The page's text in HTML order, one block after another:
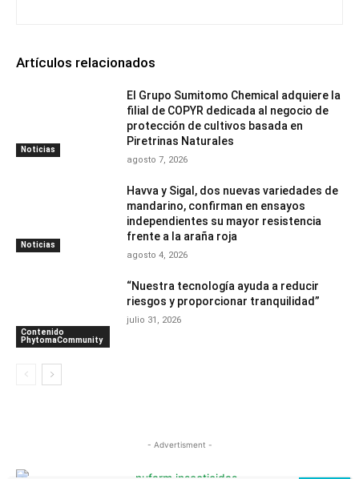
Artículos relacionados
Noticias
El Grupo Sumitomo Chemical adquiere la
filial de COPYR dedicada al negocio de
protección de cultivos basada en
Piretrinas Naturales
agosto 7, 2026
Noticias
Havva y Sigal, dos nuevas variedades de
mandarino, confirman en ensayos
independientes su mayor resistencia
frente a la araña roja
agosto 4, 2026
Contenido
PhytomaCommunity
“Nuestra tecnología ayuda a reducir
riesgos y proporcionar tranquilidad”
julio 31, 2026
- Advertisment -